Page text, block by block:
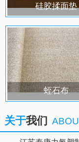
硅胶揉面垫
蛭石布
关于我们